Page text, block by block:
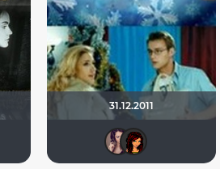
Лисицкий
31.12.2011